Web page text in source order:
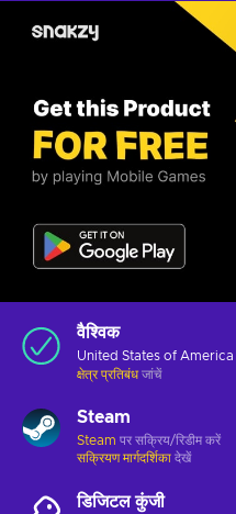
वैश्विक
United States of America
क्षेत्र प्रतिबंध जांचें
Steam
Steam पर सक्रिय/रिडीम करें
सक्रियण मार्गदर्शिका देखें
डिजिटल कुंजी